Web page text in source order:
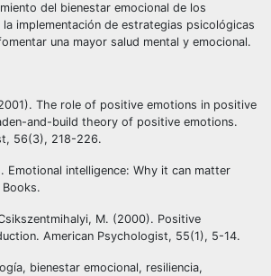
del bienestar emocional de los
la implementación de estrategias psicológicas
una mayor salud mental y emocional.
The role of positive emotions in positive
and-build theory of positive emotions.
56(3), 218-226.
Emotional intelligence: Why it can matter
Books.
M. (2000). Positive
American Psychologist, 55(1), 5-14.
bienestar emocional, resiliencia,